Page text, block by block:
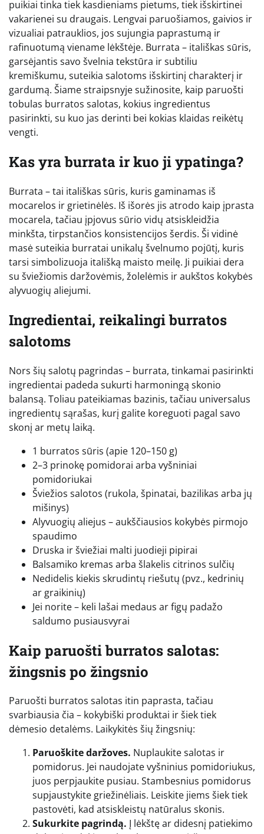
puikiai tinka tiek kasdieniams pietums, tiek išskirtinei
vakarienei su draugais. Lengvai paruošiamos, gaivios ir
vizualiai patrauklios, jos sujungia paprastumą ir
rafinuotumą viename lėkštėje. Burrata – itališkas sūris,
garsėjantis savo švelnia tekstūra ir subtiliu
kremiškumu, suteikia salotoms išskirtinį charakterį ir
gardumą. Šiame straipsnyje sužinosite, kaip paruošti
tobulas burratos salotas, kokius ingredientus
pasirinkti, su kuo jas derinti bei kokias klaidas reikėtų
vengti.
Kas yra burrata ir kuo ji ypatinga?
Burrata – tai itališkas sūris, kuris gaminamas iš
mocarelos ir grietinėlės. Iš išorės jis atrodo kaip įprasta
mocarela, tačiau įpjovus sūrio vidų atsiskleidžia
minkšta, tirpstančios konsistencijos šerdis. Ši vidinė
masė suteikia burratai unikalų švelnumo pojūtį, kuris
tarsi simbolizuoja itališką maisto meilę. Ji puikiai dera
su šviežiomis daržovėmis, žolelėmis ir aukštos kokybės
alyvuogių aliejumi.
Ingredientai, reikalingi burratos
salotoms
Nors šių salotų pagrindas – burrata, tinkamai pasirinkti
ingredientai padeda sukurti harmoningą skonio
balansą. Toliau pateikiamas bazinis, tačiau universalus
ingredientų sąrašas, kurį galite koreguoti pagal savo
skonį ar metų laiką.
1 burratos sūris (apie 120–150 g)
2–3 prinokę pomidorai arba vyšniniai
pomidoriukai
Šviežios salotos (rukola, špinatai, bazilikas arba jų
mišinys)
Alyvuogių aliejus – aukščiausios kokybės pirmojo
spaudimo
Druska ir šviežiai malti juodieji pipirai
Balsamiko kremas arba šlakelis citrinos sulčių
Nedidelis kiekis skrudintų riešutų (pvz., kedrinių
ar graikinių)
Jei norite – keli lašai medaus ar figų padažo
saldumo pusiausvyrai
Kaip paruošti burratos salotas:
žingsnis po žingsnio
Paruošti burratos salotas itin paprasta, tačiau
svarbiausia čia – kokybiški produktai ir šiek tiek
dėmesio detalėms. Laikykitės šių žingsnių:
Paruoškite daržoves. Nuplaukite salotas ir
pomidorus. Jei naudojate vyšninius pomidoriukus,
juos perpjaukite pusiau. Stambesnius pomidorus
supjaustykite griežinėliais. Leiskite jiems šiek tiek
pastovėti, kad atsiskleistų natūralus skonis.
Sukurkite pagrindą. Į lėkštę ar didesnį patiekimo